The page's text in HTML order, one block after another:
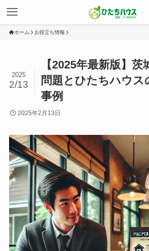
ホーム お役立ち情報
【2025年最新版】
問題とひたちハウス
事例
2025
2/13
2025年2月13日